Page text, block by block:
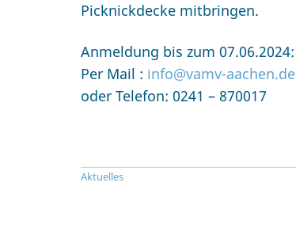
Picknickdecke mitbringen.
Anmeldung bis zum 07.06.2024:
Per Mail : info@vamv-aachen.de
oder Telefon: 0241 – 870017
Aktuelles